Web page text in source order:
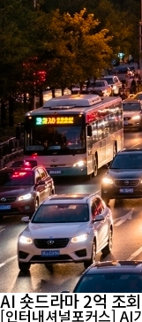
AI 숏드라마 2억 조
[인터내셔널포커스] AI